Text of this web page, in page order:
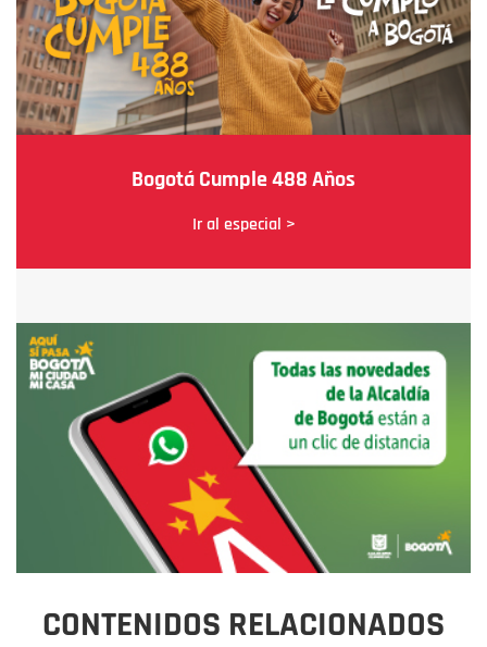
Bogotá Cumple 488 Años
Ir al especial >
CONTENIDOS RELACIONADOS